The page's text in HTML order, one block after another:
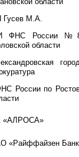
Гусев М.А.
ФНС России
области
России по
«АЛРОСА»
«Райффайзен